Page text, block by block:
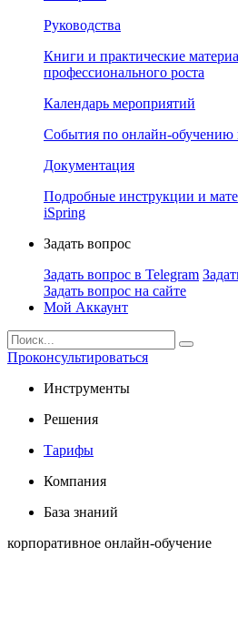
Руководства
Книги и практические
профессионального роста
Календарь мероприятий
События по онлайн-обучению
Документация
Подробные инструкции и
iSpring
Задать вопрос
Задать вопрос в Telegram
Задать вопрос на сайте
Мой Аккаунт
Проконсультироваться
Инструменты
Решения
Тарифы
Компания
База знаний
корпоративное онлайн-обучение